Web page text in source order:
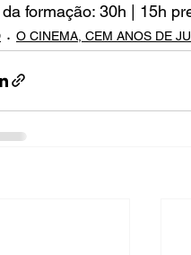
da formação: 30h | 15h
O CINEMA, CEM ANOS DE